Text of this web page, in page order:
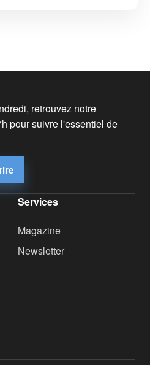
retrouvez notre
pour suivre l'essentiel de
Services
Magazine
Newsletter